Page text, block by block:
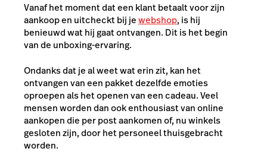
Vanaf het moment dat een klant betaalt voor zijn
aankoop en uitcheckt bij jewebshop, is hij
benieuwd wat hij gaat ontvangen. Dit is het begin
van de unboxing-ervaring.
Ondanks dat je al weet wat erin zit, kan het
ontvangen van een pakket dezelfde emoties
oproepen als het openen van een cadeau. Veel
mensen worden dan ook enthousiast van online
aankopen die per post aankomen of, nu winkels
gesloten zijn, door het personeel thuisgebracht
worden.